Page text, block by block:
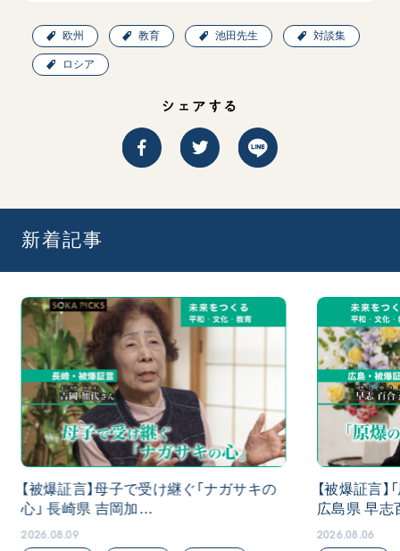
欧州 教育 池田先生 対談集
ロシア
シェアする
新着記事
【被爆証言】母子で受け継ぐ「ナガサキの
心」 長崎県 吉岡加…
2026.08.09
【被爆証言
広島県 早
2026.08.06